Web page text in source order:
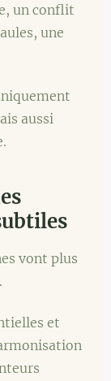
un conflit
une
aussi
vont plus
et